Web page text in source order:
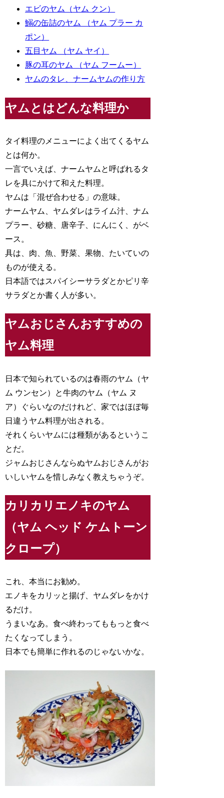
エビのヤム（ヤム クン）
鰯の缶詰のヤム （ヤム プラー カ
ポン）
五目ヤム （ヤム ヤイ）
豚の耳のヤム （ヤム フームー）
ヤムのタレ、ナームヤムの作り方
ヤムとはどんな料理か
タイ料理のメニューによく出てくるヤム
とは何か。
一言でいえば、ナームヤムと呼ばれるタ
レを具にかけて和えた料理。
ヤムは「混ぜ合わせる」の意味。
ナームヤム、ヤムダレはライム汁、ナム
プラー、砂糖、唐辛子、にんにく、がベ
ース。
具は、肉、魚、野菜、果物、たいていの
ものが使える。
日本語ではスパイシーサラダとかピリ辛
サラダとか書く人が多い。
ヤムおじさんおすすめの
ヤム料理
日本で知られているのは春雨のヤム（ヤ
ム ウンセン）と牛肉のヤム（ヤム ヌ
ア）ぐらいなのだけれど、家ではほぼ毎
日違うヤム料理が出される。
それくらいヤムには種類があるというこ
とだ。
ジャムおじさんならぬヤムおじさんがお
いしいヤムを惜しみなく教えちゃうぞ。
カリカリエノキのヤム
（ヤム ヘッド ケムトーン
クロープ）
これ、本当にお勧め。
エノキをカリッと揚げ、ヤムダレをかけ
るだけ。
うまいなあ。食べ終わってももっと食べ
たくなってしまう。
日本でも簡単に作れるのじゃないかな。